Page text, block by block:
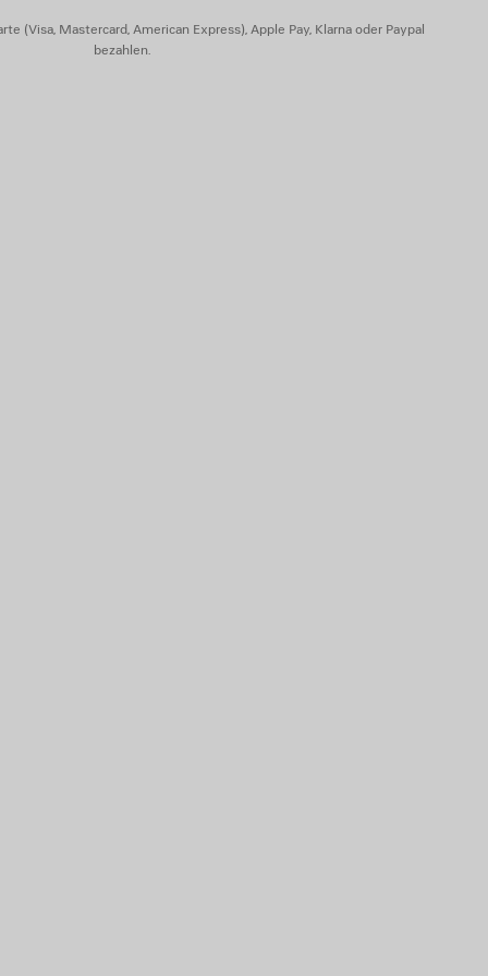
(Visa, Mastercard, American Express), Apple Pay, Klarna oder Paypal
bezahlen.